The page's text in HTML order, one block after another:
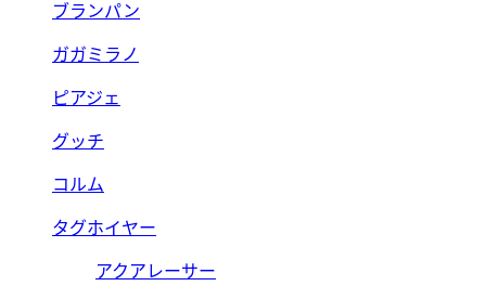
ブランパン
ガガミラノ
ピアジェ
グッチ
コルム
タグホイヤー
アクアレーサー